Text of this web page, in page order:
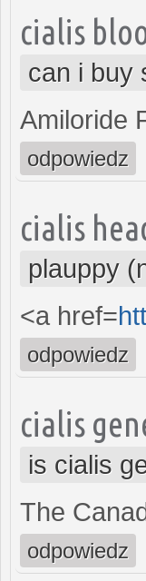
cialis
can i buy
Amiloride
odpowiedz
cialis
plauppy
<a href=
odpowiedz
cialis
is cialis
The
odpowiedz